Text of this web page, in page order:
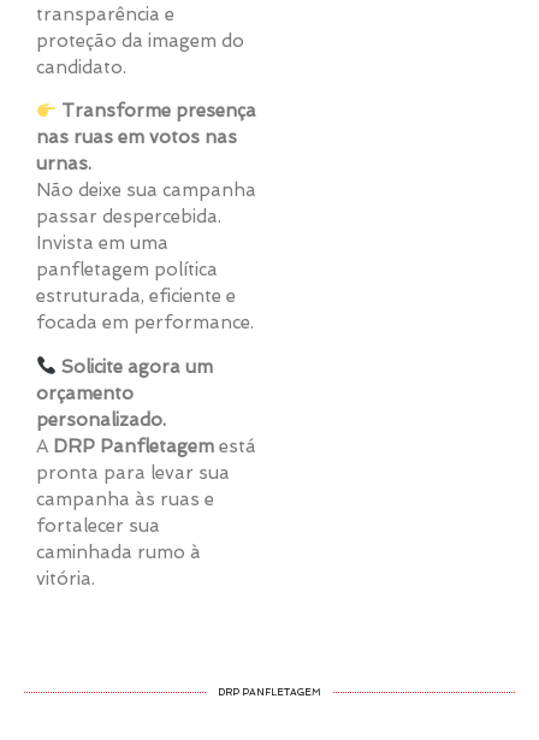
transparência e
proteção da imagem do
candidato.
Transforme presença
nas ruas em votos nas
urnas.
Não deixe sua campanha
passar despercebida.
Invista em uma
panfletagem política
estruturada, eficiente e
focada em performance.
Solicite agora um
orçamento
personalizado.
A DRP Panfletagem está
pronta para levar sua
campanha às ruas e
fortalecer sua
caminhada rumo à
vitória.
DRP PANFLETAGEM